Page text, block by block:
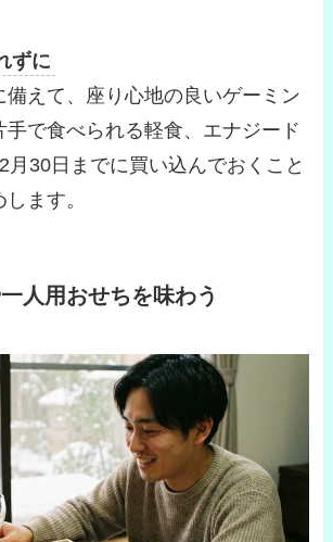
ずに
備えて、座り心地の良いゲーミン
手で食べられる軽食、エナジード
月30日までに買い込んでおくこと
ます。
人用おせちを味わう